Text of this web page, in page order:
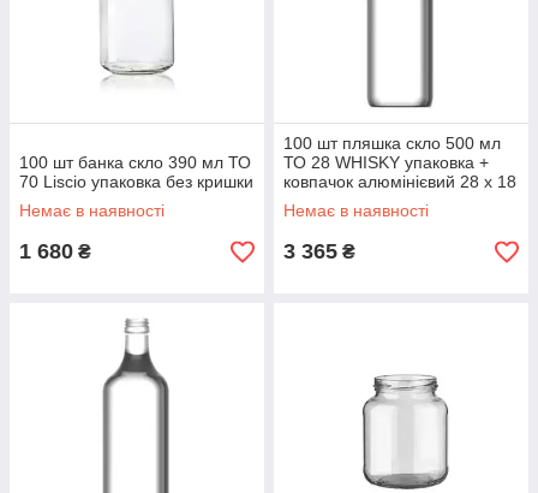
100 шт банка скло 390 мл ТО
70 Liscio упаковка без кришки
Немає в наявності
1 680 ₴
100 шт пляшка скло 500 мл
ТО 28 WHISKY упаковка +
ковпачок алюмінієвий 28 х 18
мм різьблення на вибір
Немає в наявності
3 365 ₴